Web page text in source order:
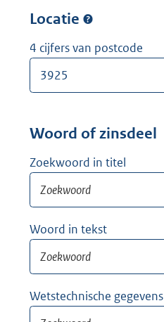
j
d
i
Locatie
4 cijfers van postcode
Woord of zinsdeel
Zoekwoord in titel
Woord in tekst
Wetstechnische gegevens